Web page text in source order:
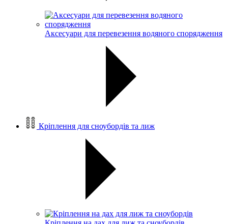
Аксесуари для перевезення водяного спорядження
Кріплення для сноубордів та лиж